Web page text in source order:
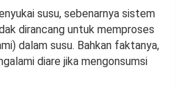
susu, sebenarnya sistem
dirancang untuk memproses
dalam susu. Bahkan faktanya,
diare jika mengonsumsi